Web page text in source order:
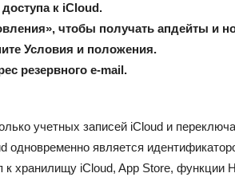
к iCloud.
чтобы получать апдейты и
Условия и положения.
резервного e-mail.
учетных записей iCloud и
одновременно является
к хранилищу iCloud, App Store, функции